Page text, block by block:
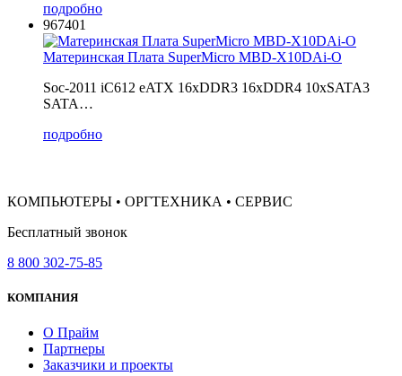
подробно
967401
Материнская Плата SuperMicro MBD-X10DAi-O
Soc-2011 iC612 eATX 16xDDR3 16xDDR4 10xSATA3
SATA…
подробно
КОМПЬЮТЕРЫ • ОРГТЕХНИКА • СЕРВИС
Бесплатный звонок
8 800 302-75-85
КОМПАНИЯ
О Прайм
Партнеры
Заказчики и проекты